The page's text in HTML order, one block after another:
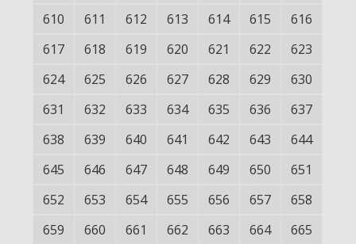
610
611 612 613 614 615
616
617
618 619 620 621 622
623
624
625 626 627 628 629
630
631
632 633 634 635 636
637
638
639 640 641 642 643
644
645
646 647 648 649 650
651
652
653 654 655 656 657
658
659
660 661 662 663 664
665